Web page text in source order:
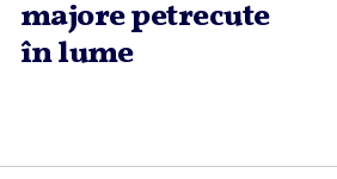
majore petrecute
în lume